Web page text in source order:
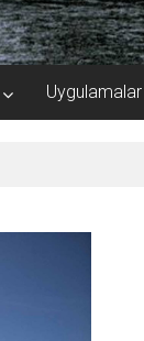
Uygulamalar